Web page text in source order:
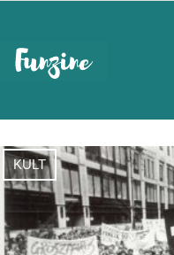
KULT